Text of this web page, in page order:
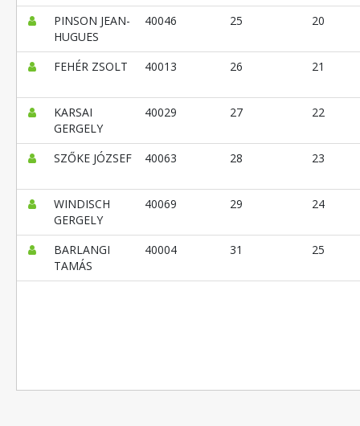
PINSON JEAN-
HUGUES
40046 25 20
FEHÉR ZSOLT 40013 26 21
KARSAI
GERGELY
40029 27 22
SZŐKE JÓZSEF 40063 28 23
WINDISCH
GERGELY
40069 29 24
BARLANGI
TAMÁS
40004 31 25